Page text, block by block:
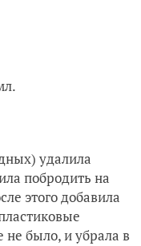
удалила
побродить на
этого добавила
не было, и убрала в